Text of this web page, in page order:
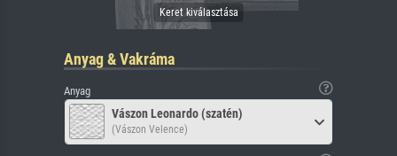
Anyag & Vakráma
Anyag
Vászon Leonardo (szatén)
(Vászon Velence)